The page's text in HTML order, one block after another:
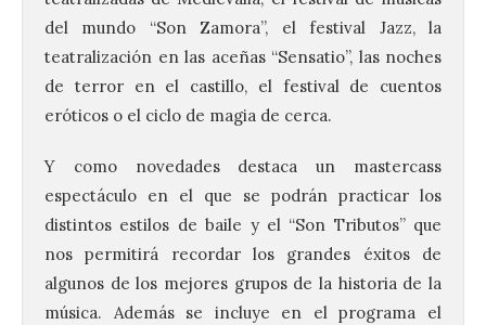
del mundo “Son Zamora”, el festival Jazz, la
teatralización en las aceñas “Sensatio”, las noches
de terror en el castillo, el festival de cuentos
eróticos o el ciclo de magia de cerca.
Y como novedades destaca un mastercass
espectáculo en el que se podrán practicar los
distintos estilos de baile y el “Son Tributos” que
nos permitirá recordar los grandes éxitos de
algunos de los mejores grupos de la historia de la
música. Además se incluye en el programa el